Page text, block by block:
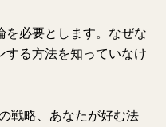
を必要とします。なぜな
する方法を知っていなけ
戦略、あなたが好む法